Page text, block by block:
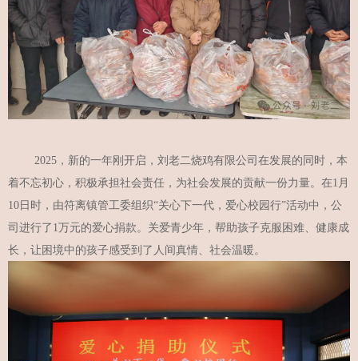
2025，新的一年刚开启，刘老二烧鸡有限公司在发展的同时，本
着不忘初心，积极承担社会责任，为社会发展的贡献一份力量。在1月
10日时，由符离镇管工委组织“关心下一代，爱心校园行”活动中，公
司进行了1万元的爱心捐款。关爱青少年，帮助孩子克服困难、健康成
长，让困境中的孩子感受到了人间真情、社会温暖。